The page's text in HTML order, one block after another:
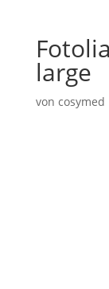
large
von cosymed